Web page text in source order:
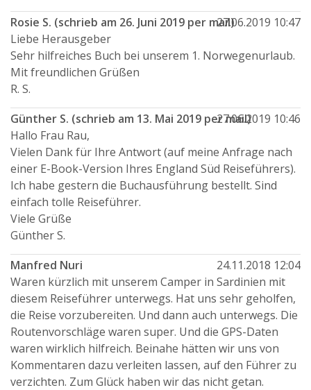
Rosie S. (schrieb am 26. Juni 2019 per mail)27.06.2019 10:47
Liebe Herausgeber
Sehr hilfreiches Buch bei unserem 1. Norwegenurlaub.
Mit freundlichen Grüßen
R. S.
Günther S. (schrieb am 13. Mai 2019 per mail)27.06.2019 10:46
Hallo Frau Rau,
Vielen Dank für Ihre Antwort (auf meine Anfrage nach
einer E-Book-Version Ihres England Süd Reiseführers).
Ich habe gestern die Buchausführung bestellt. Sind
einfach tolle Reiseführer.
Viele Grüße
Günther S.
Manfred Nuri
24.11.2018 12:04
Waren kürzlich mit unserem Camper in Sardinien mit
diesem Reiseführer unterwegs. Hat uns sehr geholfen,
die Reise vorzubereiten. Und dann auch unterwegs. Die
Routenvorschläge waren super. Und die GPS-Daten
waren wirklich hilfreich. Beinahe hätten wir uns von
Kommentaren dazu verleiten lassen, auf den Führer zu
verzichten. Zum Glück haben wir das nicht getan.